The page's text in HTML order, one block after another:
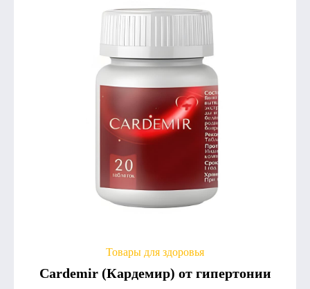
Товары для здоровья
Cardemir (Кардемир) от гипертонии